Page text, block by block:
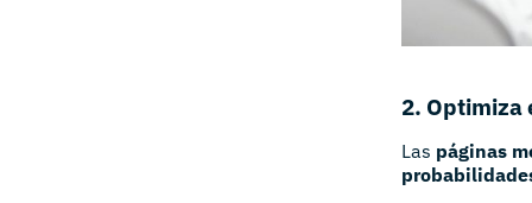
2. Optimiza
Las páginas